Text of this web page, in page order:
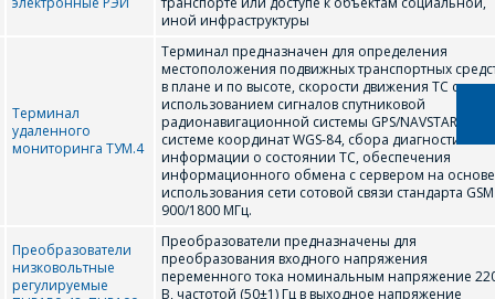
иной инфраструктуры
Терминал
удаленного
мониторинга ТУМ.4
Терминал предназначен для определения
местоположения подвижных транспортных
в плане и по высоте, скорости движения ТС с
использованием сигналов спутниковой
радионавигационной системы GPS/NAVSTAR в
системе координат WGS-84, сбора
информации о состоянии ТС, обеспечения
информационного обмена с сервером на основе
использования сети сотовой связи стандарта GSM
900/1800 МГц.
Преобразователи
низковольтные
регулируемые
Преобразователи предназначены для
преобразования входного напряжения
переменного тока номинальным напряжение
В, частотой (50±1) Гц в выходное напряжение
РАЗЛІЧАЦЬ
КОШТ ПАСЛУГ І
ПАДРЫХТУЮЦЬ
ІНДЫВІДУАЛЬНАЕ
КАМЕРЦЫЙНАЕ
ПРАПАНОВУ.
Ваша імя